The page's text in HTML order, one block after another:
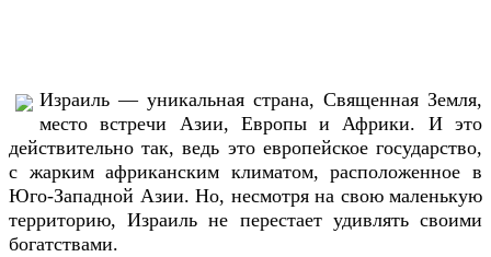
Израиль — уникальная страна, Священная Земля,
место встречи Азии, Европы и Африки. И это
действительно так, ведь это европейское государство,
с жарким африканским климатом, расположенное в
Юго-Западной Азии. Но, несмотря на свою маленькую
территорию, Израиль не перестает удивлять своими
богатствами.